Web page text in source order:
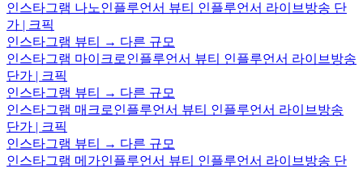
인스타그램 나노인플루언서 뷰티 인플루언서 라이브방송 단
가 | 크픽
인스타그램 뷰티 → 다른 규모
인스타그램 마이크로인플루언서 뷰티 인플루언서 라이브방송
단가 | 크픽
인스타그램 뷰티 → 다른 규모
인스타그램 매크로인플루언서 뷰티 인플루언서 라이브방송
단가 | 크픽
인스타그램 뷰티 → 다른 규모
인스타그램 메가인플루언서 뷰티 인플루언서 라이브방송 단